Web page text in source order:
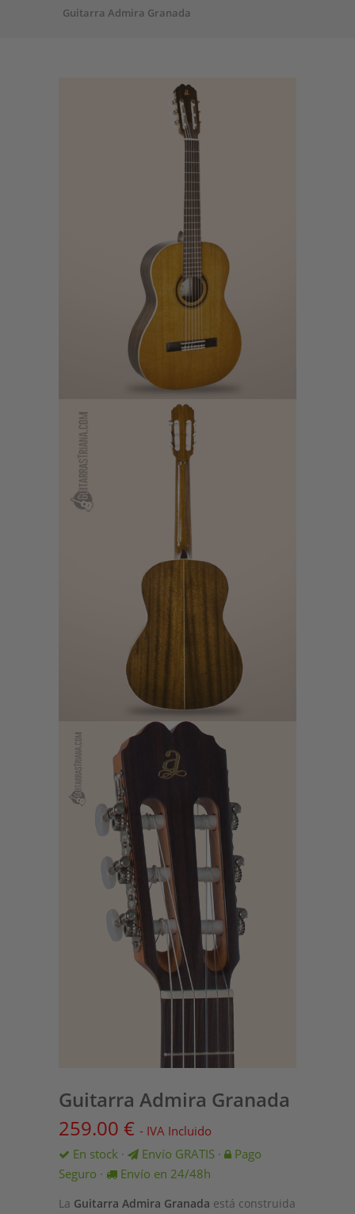
Guitarra Admira Granada
Guitarra Admira Granada
259.00 € - IVA Incluido
En stock · Envío GRATIS ·
Pago
Seguro · Envío en 24/48h
La Guitarra Admira Granada está construida